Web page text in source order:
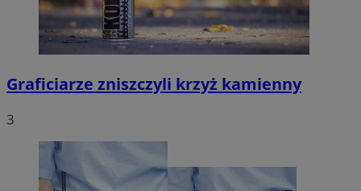
Graficiarze zniszczyli krzyż kamienny
3